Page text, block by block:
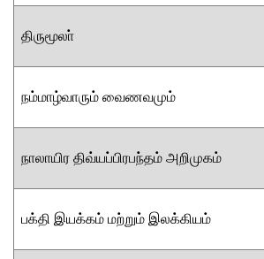
திருமூலா்
நம்மாழ்வாரும் வைணவமும்
நாலாயிர திவ்யப்பிரபந்தம் அறிமுகம்
பக்தி இயக்கம் மற்றும் இலக்கியம்